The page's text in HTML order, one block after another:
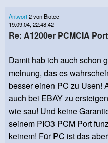
Antwort2 von Biotec
19.09.04, 22:48:42
Re: A1200er PCMCIA
Damit hab ich auch schon
meinung, das es
besser einen PC zu Usen!
auch bei EBAY zu
wie sau! Und keine
seinem PIO3 PCM Port
keinem! Für PC ist das